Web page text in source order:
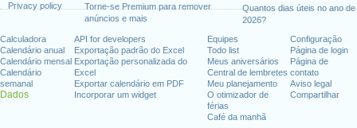
Privacy policy
Torne-se Premium para remover
anúncios e mais
Quantos dias úteis no ano de
2026?
Calculadora
Calendário anual
Calendário mensal
Calendário
semanal
Dados
API for developers
Exportação padrão do Excel
Exportação personalizada do
Excel
Exportar calendário em PDF
Incorporar um widget
Equipes
Todo list
Meus aniversários
Central de lembretes
Meu planejamento
O otimizador de
férias
Café da manhã
Configuração
Página de login
Página de
contato
Aviso legal
Compartilhar